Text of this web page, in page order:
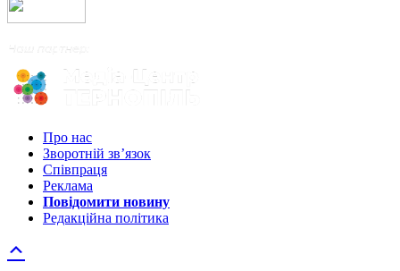
Про нас
Зворотній зв’язок
Співпраця
Реклама
Повідомити новину
Редакційна політика